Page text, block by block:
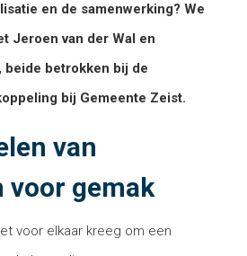
en de samenwerking? We
Jeroen van der Wal en
beide betrokken bij de
bij Gemeente Zeist.
van
voor gemak
voor elkaar kreeg om een